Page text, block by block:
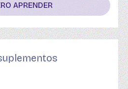
APRENDER